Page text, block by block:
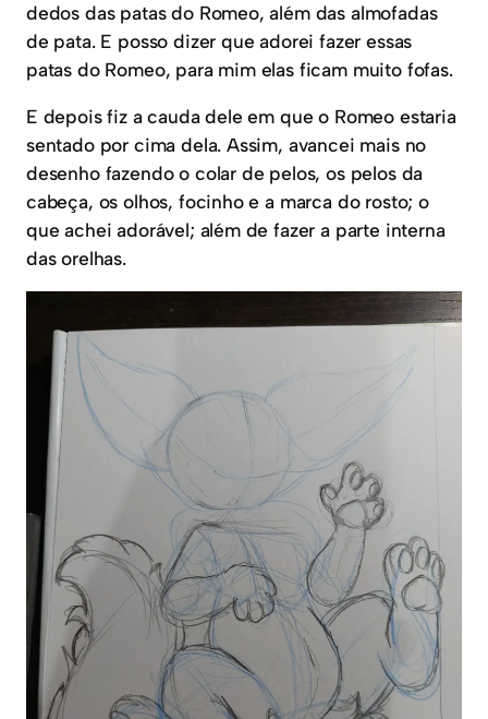
dedos das patas do Romeo, além das almofadas
de pata. E posso dizer que adorei fazer essas
patas do Romeo, para mim elas ficam muito fofas.
E depois fiz a cauda dele em que o Romeo estaria
sentado por cima dela. Assim, avancei mais no
desenho fazendo o colar de pelos, os pelos da
cabeça, os olhos, focinho e a marca do rosto; o
que achei adorável; além de fazer a parte interna
das orelhas.